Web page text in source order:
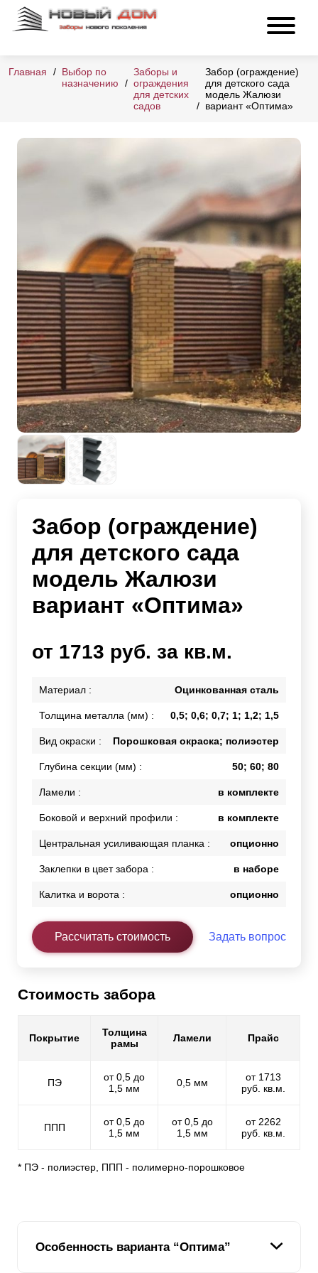
Главная
Выбор по
назначению
Заборы и
ограждения
для детских
садов
Забор (ограждение)
для детского сада
модель Жалюзи
вариант «Оптима»
Забор (ограждение)
для детского сада
модель Жалюзи
вариант «Оптима»
от 1713 руб. за кв.м.
Материал : Оцинкованная сталь
Толщина металла (мм) : 0,5; 0,6; 0,7; 1; 1,2; 1,5
Вид окраски : Порошковая окраска; полиэстер
Глубина секции (мм) : 50; 60; 80
Ламели : в комплекте
Боковой и верхний профили : в комплекте
Центральная усиливающая планка : опционно
Заклепки в цвет забора : в наборе
Калитка и ворота : опционно
Рассчитать стоимость Задать вопрос
Стоимость забора
Покрытие
Толщина
рамы
Ламели Прайс
ПЭ
от 0,5 до
1,5 мм
0,5 мм
от 1713
руб. кв.м.
ППП
от 0,5 до
1,5 мм
от 0,5 до
1,5 мм
от 2262
руб. кв.м.
* ПЭ - полиэстер, ППП - полимерно-порошковое
Особенность варианта “Оптима”